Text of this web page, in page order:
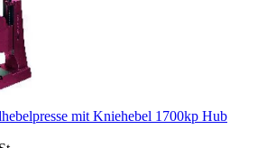
mit Kniehebel 1700kp Hub